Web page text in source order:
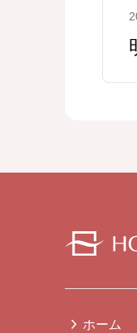
ホーム